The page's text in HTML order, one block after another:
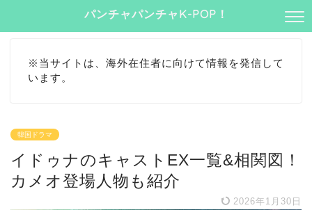
パンチャパンチャK-POP！
※当サイトは、海外在住者に向けて情報を発信して
います。
韓国ドラマ
イドゥナのキャストEX一覧&相関図！
カメオ登場人物も紹介
2026年1月30日